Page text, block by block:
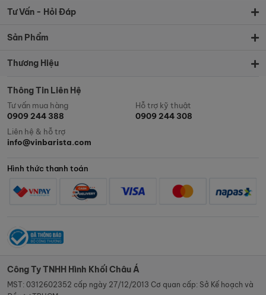
Tư Vấn - Hỏi Đáp
Sản Phẩm
Thương Hiệu
Thông Tin Liên Hệ
Tư vấn mua hàng
0909 244 388
Hỗ trợ kỹ thuật
0909 244 308
Liên hệ & hỗ trợ
info@vinbarista.com
Hình thức thanh toán
Công Ty TNHH Hình Khối Châu Á
MST: 0312602352 cấp ngày 27/12/2013 Cơ quan cấp: Sở Kế hoạch và